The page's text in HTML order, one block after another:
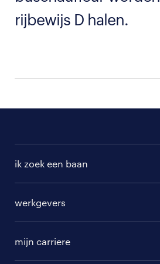
rijbewijs D halen.
ik zoek een baan
randstad professional
werkgevers
mijn carriere